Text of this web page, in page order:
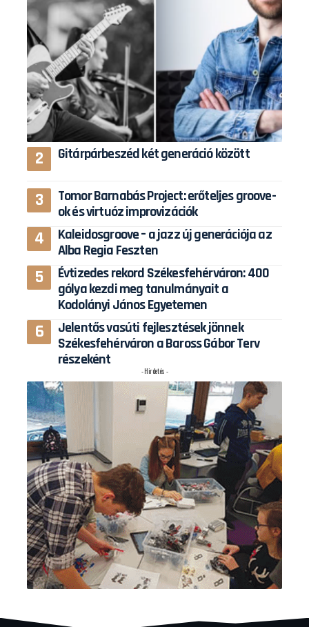
Gitárpárbeszéd két generáció között
Tomor Barnabás Project: erőteljes groove-
ok és virtuóz improvizációk
Kaleidosgroove – a jazz új generációja az
Alba Regia Feszten
Évtizedes rekord Székesfehérváron: 400
gólya kezdi meg tanulmányait a
Kodolányi János Egyetemen
Jelentős vasúti fejlesztések jönnek
Székesfehérváron a Baross Gábor Terv
részeként
- Hirdetés -